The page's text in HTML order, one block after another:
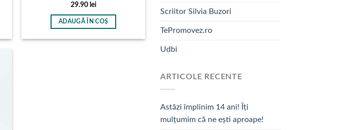
29.90 lei
ADAUGĂ ÎN COȘ
Scriitor Silvia Buzori
TePromovez.ro
Udbi
ARTICOLE RECENTE
Astăzi împlinim 14 ani! Îți
mulțumim că ne ești aproape!